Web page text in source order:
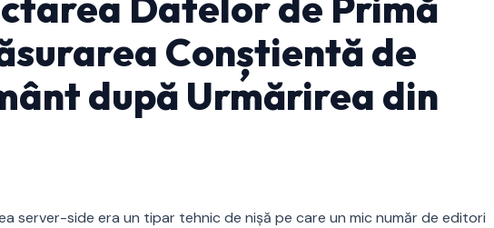
Conștientă de
după Urmărirea din
server-side era un tipar tehnic de nișă pe care un mic număr de editori